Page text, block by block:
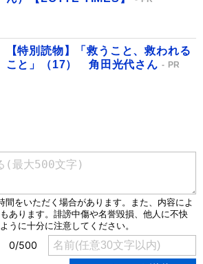
【特別読物】「救うこと、救われる
こと」（17） 角田光代さん
PR